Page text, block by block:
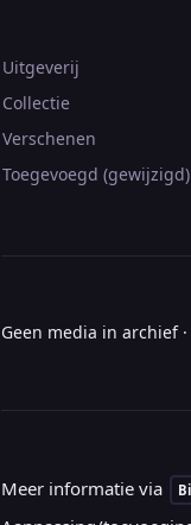
Uitgeverij
Collectie
Verschenen
Toegevoegd (gewijzigd)
Geen media in archief ·
Meer informatie via